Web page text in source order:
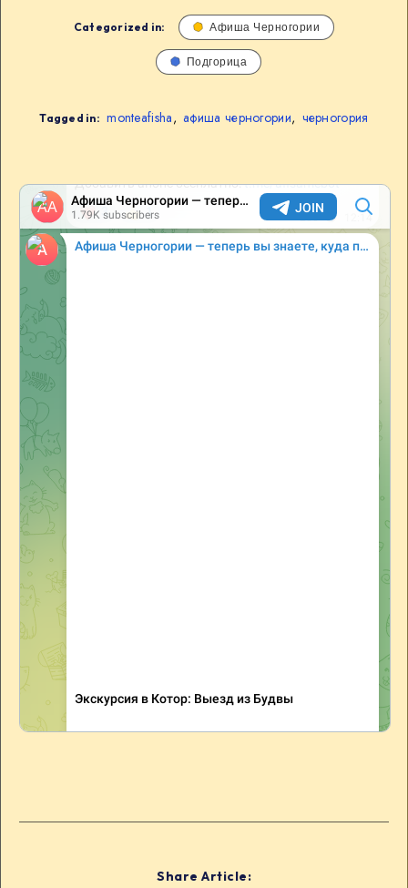
Categorized in: Афиша Черногории
Подгорица
Tagged in: monteafisha, афиша черногории, черногория
Share Article: